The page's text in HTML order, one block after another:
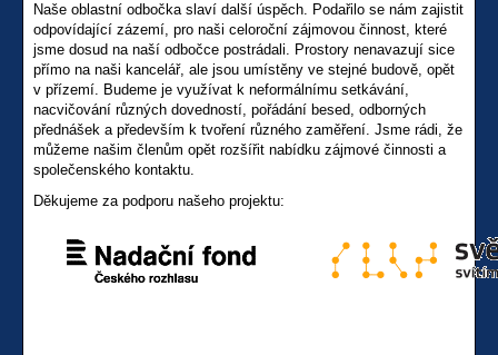
Naše oblastní odbočka slaví další úspěch. Podařilo se nám zajistit
odpovídající zázemí, pro naši celoroční zájmovou činnost, které
jsme dosud na naší odbočce postrádali. Prostory nenavazují sice
přímo na naši kancelář, ale jsou umístěny ve stejné budově, opět
v přízemí. Budeme je využívat k neformálnímu setkávání,
nacvičování různých dovedností, pořádání besed, odborných
přednášek a především k tvoření různého zaměření. Jsme rádi, že
můžeme našim členům opět rozšířit nabídku zájmové činnosti a
společenského kontaktu.
Děkujeme za podporu našeho projektu: